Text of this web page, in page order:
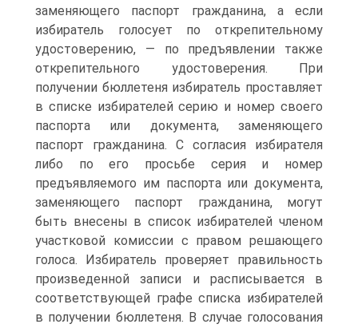
заменяющего паспорт гражданина, а если
избиратель голосует по открепительному
удостоверению, — по предъявлении также
открепительного удостоверения. При
получении бюллетеня избиратель проставляет
в списке избирателей серию и номер своего
паспорта или документа, заменяющего
паспорт гражданина. С согласия избирателя
либо по его просьбе серия и номер
предъявляемого им паспорта или документа,
заменяющего паспорт гражданина, могут
быть внесены в список избирателей членом
участковой комиссии с правом решающего
голоса. Избиратель проверяет правильность
произведенной записи и расписывается в
соответствующей графе списка избирателей
в получении бюллетеня. В случае голосования